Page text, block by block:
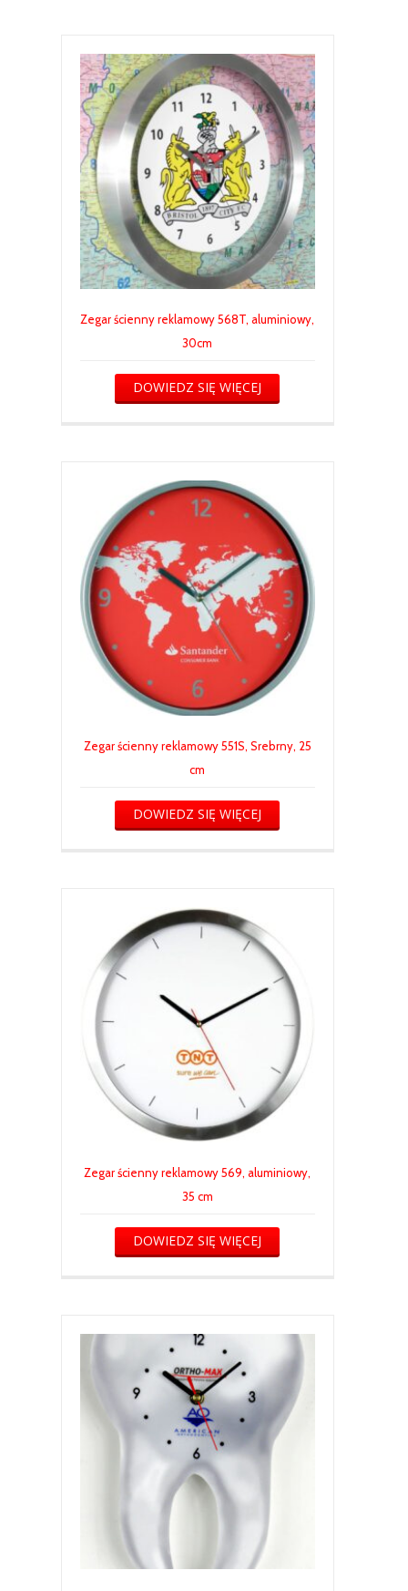
Zegar ścienny reklamowy 568T, aluminiowy,
30cm
DOWIEDZ SIĘ WIĘCEJ
Zegar ścienny reklamowy 551S, Srebrny, 25
cm
DOWIEDZ SIĘ WIĘCEJ
Zegar ścienny reklamowy 569, aluminiowy,
35 cm
DOWIEDZ SIĘ WIĘCEJ